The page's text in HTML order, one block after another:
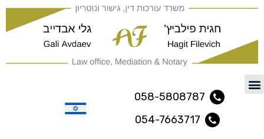
058-5808787
054-7663717